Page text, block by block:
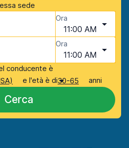
sede
Ora
11:00 AM
Ora
11:00 AM
conducente è
e l'età è di30-65 anni
Cerca